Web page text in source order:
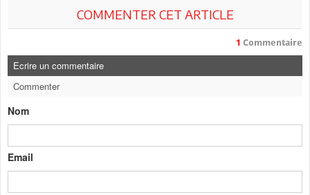
COMMENTER CET ARTICLE
1 Commentaire
Ecrire un commentaire
Commenter
Nom
Email